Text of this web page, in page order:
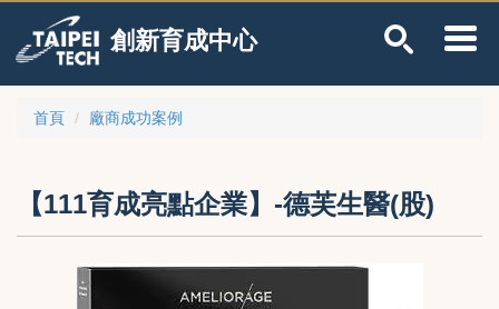
主
要
創新育成中心
首頁 廠商成功案例
【111育成亮點企業】-德芙生醫(股)